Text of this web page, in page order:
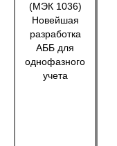
(МЭК 1036)
Новейшая
разработка
АББ для
однофазного
учета